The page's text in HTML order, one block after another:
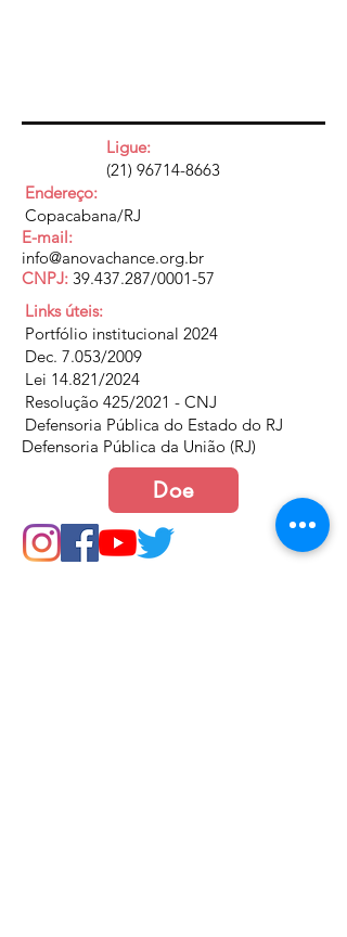
Ligue:
(21) 96714-8663
Endereço:
Copacabana/RJ
E-mail:
info@anovachance.org.br
CNPJ: 39.437.287/0001-57
Links úteis:
Portfólio institucional 2024
Dec. 7.053/2009
Lei 14.821/2024
Resolução 425/2021 - CNJ
Defensoria Pública do Estado do RJ
Defensoria Pública da União (RJ)
Doe